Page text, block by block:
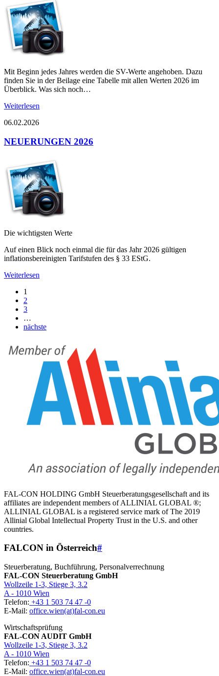
Mit Beginn jedes Jahres werden die SV-Werte angehoben. Dazu
finden Sie in der Beilage eine Tabelle mit allen Werten 2026 im
Überblick. Was sich noch…
Weiterlesen
06.02.2026
NEUERUNGEN 2026
Die wichtigsten Werte
Auf einen Blick noch einmal die für das Jahr 2026 gültigen
inflationsbereinigten Tarifstufen des § 33 EStG.
Weiterlesen
1
2
3
…
nächste
FAL-CON HOLDING GmbH Steuerberatungsgesellschaft and its
affiliates are independent members of ALLINIAL GLOBAL ®;
ALLINIAL GLOBAL is a registered service mark of The 2019
Allinial Global Intellectual Property Trust in the U.S. and other
countries.
FALCON in Österreich#
Steuerberatung, Buchführung, Personalverrechnung
FAL-CON Steuerberatung GmbH
Wollzeile 1-3, Stiege 3, 3.2
A - 1010 Wien
Telefon: +43 1 503 74 47 -0
E-Mail: office.wien(at)fal-con.eu
Wirtschaftsprüfung
FAL-CON AUDIT GmbH
Wollzeile 1-3, Stiege 3, 3.2
A - 1010 Wien
Telefon: +43 1 503 74 47 -0
E-Mail: office.wien(at)fal-con.eu